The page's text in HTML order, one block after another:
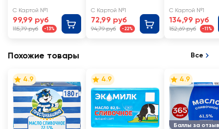
ШИНО
отборное
3,4–4,5%, без
С Картой №1
99,99 руб
115,79 руб -13%
С Картой №1
72,99 руб
94,79 руб -22%
С Картой №1
134,99 руб
152,69 руб -11%
Похожие товары Все
4.9 4.9
Баллы за отзыв
4.9